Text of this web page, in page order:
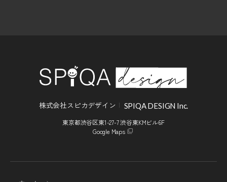
株式会社スピカデザイン SPIQA DESIGN Inc.
東京都渋谷区東1-27-7 渋谷東KMビル6F
Google Maps